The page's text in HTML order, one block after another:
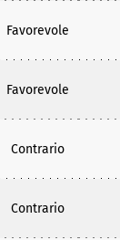
Favorevole
Favorevole
Contrario
Contrario